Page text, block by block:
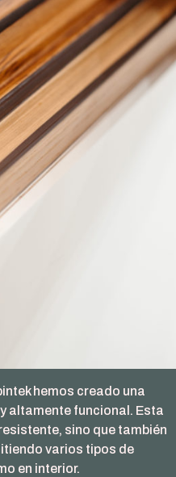
hemos creado una
altamente funcional. Esta
sino que también
varios tipos de
en interior.